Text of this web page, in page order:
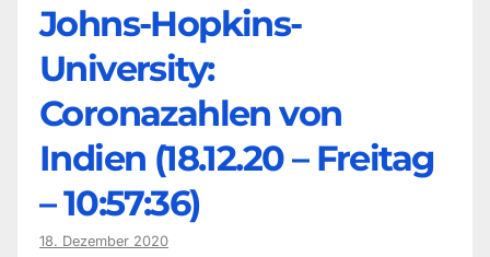
Johns-Hopkins-
University:
Coronazahlen von
Indien (18.12.20 – Freitag
– 10:57:36)
18. Dezember 2020